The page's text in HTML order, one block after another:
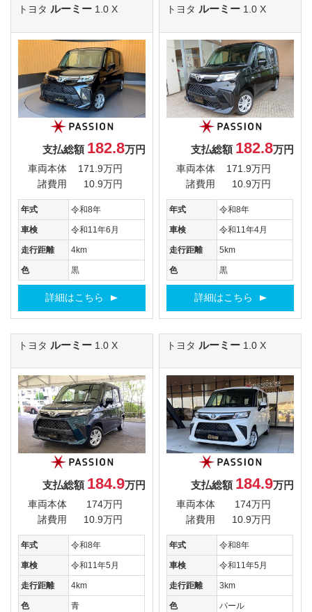
トヨタ ルーミー 1.0 X
支払総額 182.8万円
車両本体
171.9万円
諸費用
10.9万円
年式 令和8年
車検 令和11年6月
走行距離 4km
色 黒
詳細はこちら
トヨタ ルーミー 1.0 X
支払総額 182.8万円
車両本体
171.9万円
諸費用
10.9万円
年式 令和8年
車検 令和11年4月
走行距離 5km
色 黒
詳細はこちら
トヨタ ルーミー 1.0 X
支払総額 184.9万円
車両本体
174万円
諸費用
10.9万円
年式 令和8年
車検 令和11年5月
走行距離 4km
色 青
トヨタ ルーミー 1.0 X
支払総額 184.9万円
車両本体
174万円
諸費用
10.9万円
年式 令和8年
車検 令和11年5月
走行距離 3km
色 パール